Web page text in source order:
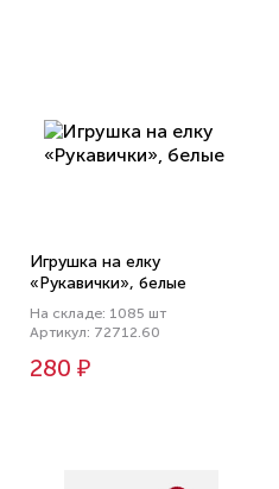
Игрушка на елку
«Рукавички», белые
На складе: 1085 шт
Артикул: 72712.60
280 ₽